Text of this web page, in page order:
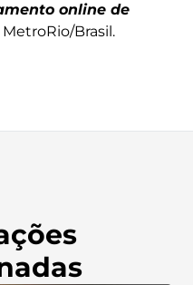
online de
Brasil.